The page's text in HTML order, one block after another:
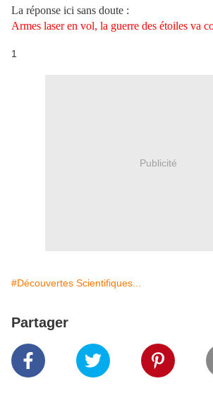
La réponse ici sans doute :
Armes laser en vol, la guerre des étoiles va
1
Publicité
#Découvertes Scientifiques...
Partager